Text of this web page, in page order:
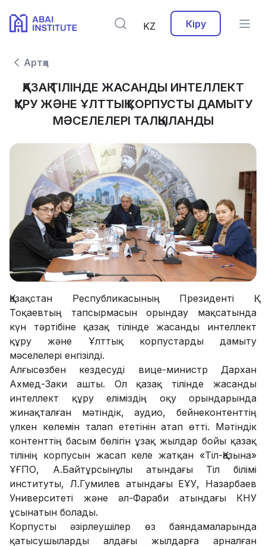
KZ Кіру
Артқа
ҚАЗАҚ ТІЛІНДЕ ЖАСАНДЫ ИНТЕЛЛЕКТ
ҚҰРУ ЖӘНЕ ҰЛТТЫҚ КОРПУСТЫ ДАМЫТУ
МӘСЕЛЕЛЕРІ ТАЛҚЫЛАНДЫ
Қазақстан Республикасының Президенті Қ.
Тоқаевтың тапсырмасын орындау мақсатында
күн тәртібіне қазақ тілінде жасанды интеллект
құру және Ұлттық корпустарды дамыту
мәселелері енгізілді.
Алғысөзбен кездесуді вице-министр Дархан
Ахмед-Заки ашты. Ол қазақ тілінде жасанды
интеллект құру еліміздің оқу орындарында
жинақталған мәтіндік, аудио, бейнеконтенттің
үлкен көлемін талап ететінін атап өтті. Мәтіндік
контенттің басым бөлігін ұзақ жылдар бойы қазақ
тілінің корпусын жасап келе жатқан «Тіл-Қазына»
ҰҒПО, А.Байтұрсынұлы атындағы Тіл білімі
институты, Л.Гумилев атындағы ЕҰУ, Назарбаев
Университеті және әл-Фараби атындағы КНУ
ұсынатын болады.
Корпусты әзірлеушілер өз баяндамаларында
қатысушыларды алдағы жылдарға арналған